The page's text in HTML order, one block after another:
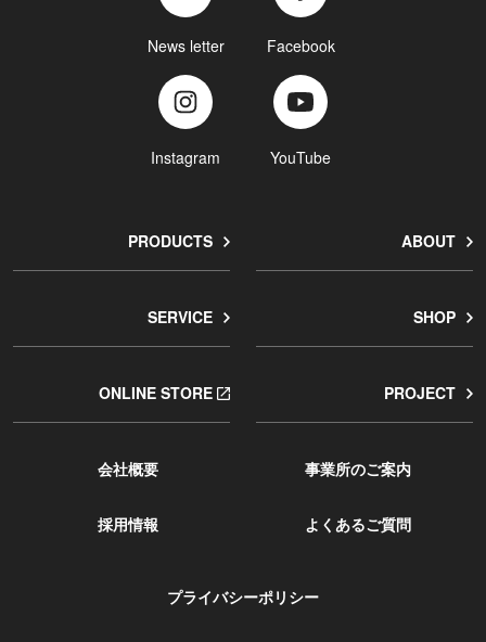
News letter Facebook
Instagram YouTube
PRODUCTS ABOUT
SERVICE SHOP
ONLINE STORE PROJECT
会社概要 事業所のご案内
採用情報 よくあるご質問
プライバシーポリシー